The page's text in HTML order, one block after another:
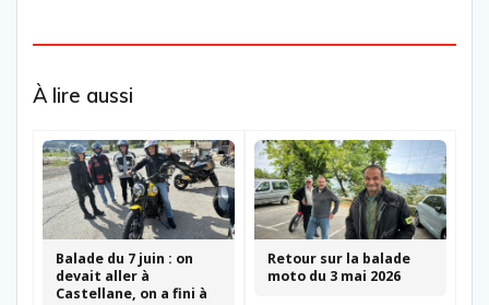
À lire aussi
Balade du 7 juin : on
devait aller à
Castellane, on a fini à
Retour sur la balade
moto du 3 mai 2026